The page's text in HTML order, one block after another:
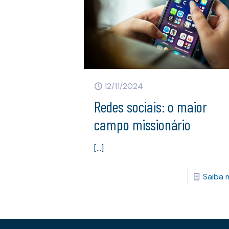
12/11/2024
Redes sociais: o maior
campo missionário
[…]
Saiba